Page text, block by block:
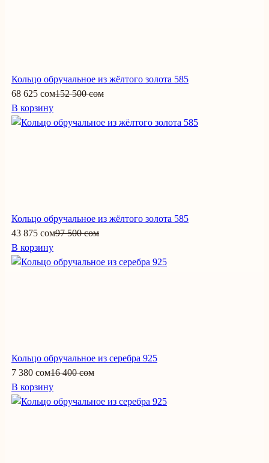
Кольцо обручальное из жёлтого золота 585
68 625 сом152 500 сом
В корзину
Кольцо обручальное из жёлтого золота 585
43 875 сом97 500 сом
В корзину
Кольцо обручальное из серебра 925
7 380 сом16 400 сом
В корзину